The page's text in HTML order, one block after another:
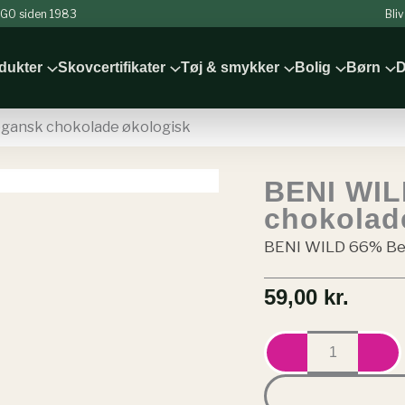
siden 1983
Skovcertifikater Tøj & smykker Bolig Børn
chokolade økologisk
BENI
BENI WILD 66%
59,00 kr.
BENI
WILD